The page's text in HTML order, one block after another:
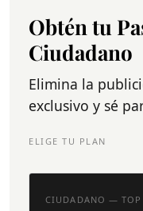
Obtén tu
Ciudadano
Elimina la
exclusivo y sé
ELIGE TU PLAN
CIUDADANO — TOP